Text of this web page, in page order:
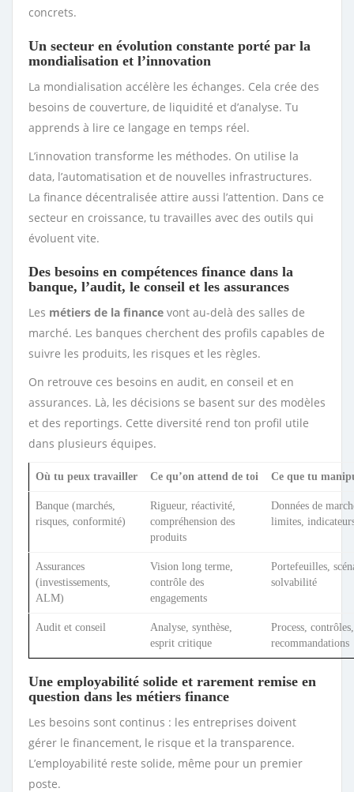
concrets.
Un secteur en évolution constante porté par la
mondialisation et l’innovation
La mondialisation accélère les échanges. Cela crée des
besoins de couverture, de liquidité et d’analyse. Tu
apprends à lire ce langage en temps réel.
L’innovation transforme les méthodes. On utilise la
data, l’automatisation et de nouvelles infrastructures.
La finance décentralisée attire aussi l’attention. Dans ce
secteur en croissance, tu travailles avec des outils qui
évoluent vite.
Des besoins en compétences finance dans la
banque, l’audit, le conseil et les assurances
Les métiers de la finance vont au-delà des salles de
marché. Les banques cherchent des profils capables de
suivre les produits, les risques et les règles.
On retrouve ces besoins en audit, en conseil et en
assurances. Là, les décisions se basent sur des modèles
et des reportings. Cette diversité rend ton profil utile
dans plusieurs équipes.
Où tu peux travailler Ce qu’on attend de toi Ce que tu
Banque (marchés,
risques, conformité)
Rigueur, réactivité,
compréhension des
produits
Données de
limites,
Assurances
(investissements,
ALM)
Vision long terme,
contrôle des
engagements
Portefeuilles,
solvabilité
Audit et conseil
Analyse, synthèse,
esprit critique
Process,
recommandations
Une employabilité solide et rarement remise en
question dans les métiers finance
Les besoins sont continus : les entreprises doivent
gérer le financement, le risque et la transparence.
L’employabilité reste solide, même pour un premier
poste.